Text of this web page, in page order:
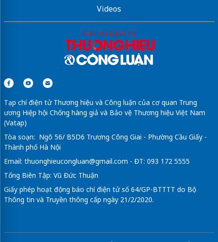
Videos
Tạp chí điện tử Thương hiệu và Công luận của cơ quan Trung
ương Hiệp hội Chống hàng giả và Bảo vệ Thương hiệu Việt Nam
(Vatap)
Tòa soạn: Ngõ 56/ B5D6 Trương Công Giai - Phường Cầu Giấy -
Thành phố Hà Nội
Email: thuonghieucongluan@gmail.com - ĐT: 093 172 5555
Tổng Biên Tập: Vũ Đức Thuận
Giấy phép hoạt động báo chí điện tử số 64/GP-BTTTT do Bộ
Thông tin và Truyền thông cấp ngày 21/2/2020.